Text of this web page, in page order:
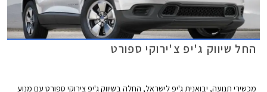
החל שיווק ג'יפ צ'ירוקי ספורט
מכשירי תנועה, יבואנית ג'יפ לישראל, החלה בשיווק ג'יפ צירוקי ספורט עם מנוע